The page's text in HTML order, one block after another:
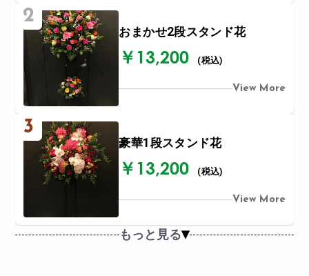
2
おまかせ2段スタンド花
￥13,200 (税込)
View More
3
豪華1段スタンド花
￥13,200 (税込)
View More
もっと見る